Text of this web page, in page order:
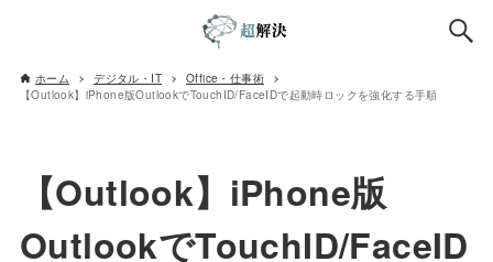
ホーム デジタル・IT
Office・仕事術
【Outlook】iPhone版OutlookでTouchID/FaceIDで起動時ロックを強化する手順
【Outlook】iPhone版
OutlookでTouchID/FaceID